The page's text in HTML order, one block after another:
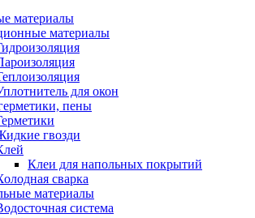
материалы
материалы
для окон
пены
гвозди
Клеи для напольных покрытий
сварка
материалы
система